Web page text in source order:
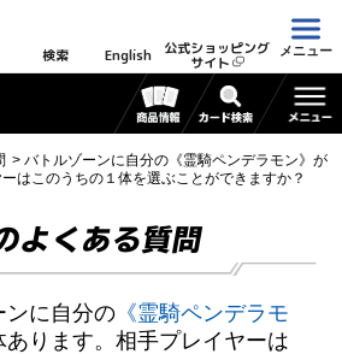
検索 English 公式ショッピング
サイト
メニュー
バトルゾーンに自分の《霊騎ペンデラモン》が
はこのうちの１体を選ぶことができますか？
よくある質問
ンに自分の 《霊騎ペンデラモ
あります。相手プレイヤーは